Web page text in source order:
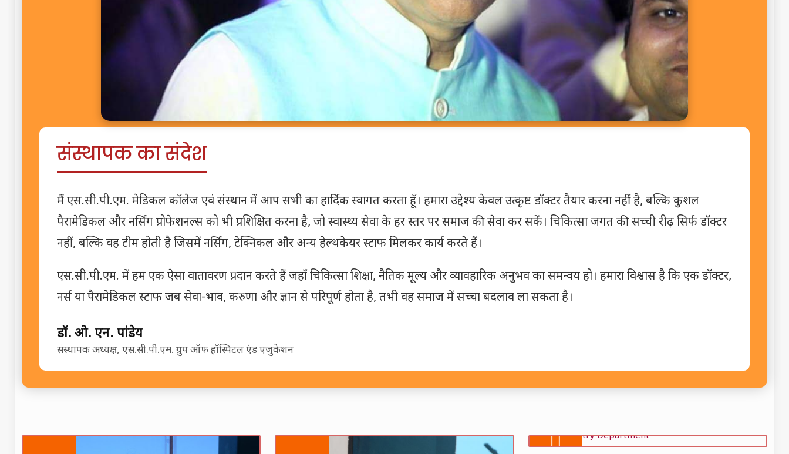
संस्थापक का संदेश
मैं एस.सी.पी.एम. मेडिकल कॉलेज एवं संस्थान में आप सभी का हार्दिक स्वागत करता हूँ। हमारा उद्देश्य केवल उत्कृष्ट डॉक्टर तैयार करना नहीं है, बल्कि कुशल
पैरामेडिकल और नर्सिंग प्रोफेशनल्स को भी प्रशिक्षित करना है, जो स्वास्थ्य सेवा के हर स्तर पर समाज की सेवा कर सकें। चिकित्सा जगत की सच्ची रीढ़ सिर्फ डॉक्टर
नहीं, बल्कि वह टीम होती है जिसमें नर्सिंग, टेक्निकल और अन्य हेल्थकेयर स्टाफ मिलकर कार्य करते हैं।
एस.सी.पी.एम. में हम एक ऐसा वातावरण प्रदान करते हैं जहाँ चिकित्सा शिक्षा, नैतिक मूल्य और व्यावहारिक अनुभव का समन्वय हो। हमारा विश्वास है कि एक डॉक्टर,
नर्स या पैरामेडिकल स्टाफ जब सेवा-भाव, करुणा और ज्ञान से परिपूर्ण होता है, तभी वह समाज में सच्चा बदलाव ला सकता है।
डॉ. ओ. एन. पांडेय
संस्थापक अध्यक्ष, एस.सी.पी.एम. ग्रुप ऑफ हॉस्पिटल एंड एजुकेशन